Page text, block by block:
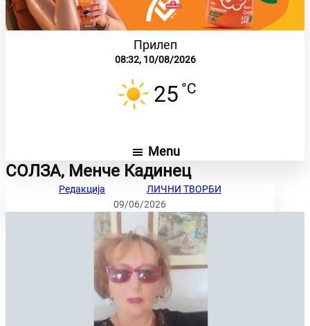
Прилеп
08:32, 10/08/2026
25 °C
Menu
СОЛЗА, Менче Кадинец
Редакција
ЛИЧНИ ТВОРБИ
09/06/2026